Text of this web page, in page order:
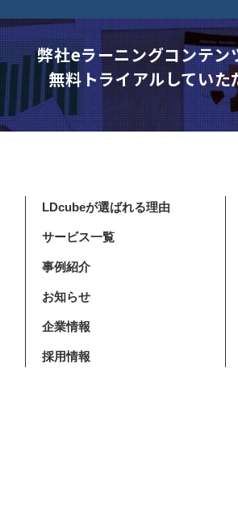
弊社eラーニングコンテン
無料トライアルしていた
LDcubeが選ばれる理由
サービス一覧
事例紹介
お知らせ
企業情報
採用情報